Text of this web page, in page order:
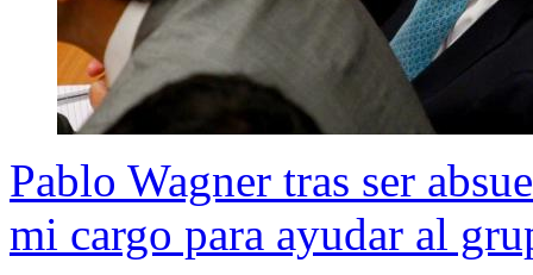
Pablo Wagner tras ser
mi cargo para ayudar al